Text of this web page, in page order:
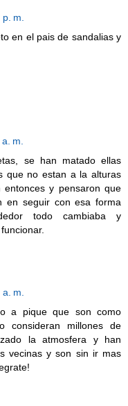
m.
en el pais de sandalias y
m.
se han matado ellas
que no estan a la alturas
entonces y pensaron que
en seguir con esa forma
todo cambiaba y
m.
a pique que son como
consideran millones de
la atmosfera y han
vecinas y son sin ir mas